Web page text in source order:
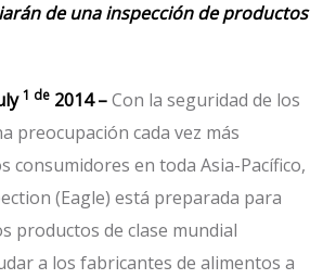
de una inspección de productos
ly1 de 2014 –Con la seguridad de los
preocupación cada vez más
consumidores en toda Asia-Pacífico,
(Eagle) está preparada para
productos de clase mundial
a los fabricantes de alimentos a